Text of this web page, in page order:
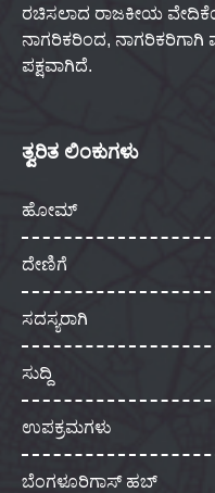
ರಚಿಸಲಾದ ರಾಜಕೀಯ
ನಾಗರಿಕರಿಂದ,
ಪಕ್ಷವಾಗಿದೆ.
ತ್ವರಿತ ಲಿಂಕುಗಳು
ಹೋಮ್
ದೇಣಿಗೆ
ಸದಸ್ಯರಾಗಿ
ಸುದ್ದಿ
ಉಪಕ್ರಮಗಳು
ಬೆಂಗಳೂರಿಗಾಸ್ ಹಬ್